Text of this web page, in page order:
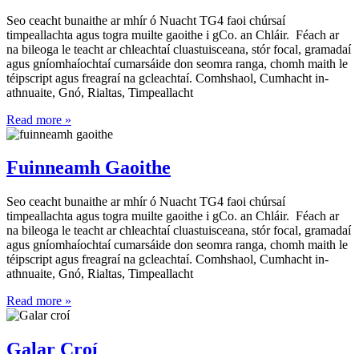
Seo ceacht bunaithe ar mhír ó Nuacht TG4 faoi chúrsaí
timpeallachta agus togra muilte gaoithe i gCo. an Chláir. Féach ar
na bileoga le teacht ar chleachtaí cluastuisceana, stór focal, gramadaí
agus gníomhaíochtaí cumarsáide don seomra ranga, chomh maith le
téipscript agus freagraí na gcleachtaí. Comhshaol, Cumhacht in-
athnuaite, Gnó, Rialtas, Timpeallacht
Read more »
Fuinneamh Gaoithe
Seo ceacht bunaithe ar mhír ó Nuacht TG4 faoi chúrsaí
timpeallachta agus togra muilte gaoithe i gCo. an Chláir. Féach ar
na bileoga le teacht ar chleachtaí cluastuisceana, stór focal, gramadaí
agus gníomhaíochtaí cumarsáide don seomra ranga, chomh maith le
téipscript agus freagraí na gcleachtaí. Comhshaol, Cumhacht in-
athnuaite, Gnó, Rialtas, Timpeallacht
Read more »
Galar Croí